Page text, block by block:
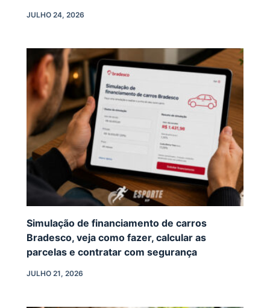
JULHO 24, 2026
Simulação de financiamento de carros
Bradesco, veja como fazer, calcular as
parcelas e contratar com segurança
JULHO 21, 2026